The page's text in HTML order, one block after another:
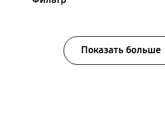
Показать больше